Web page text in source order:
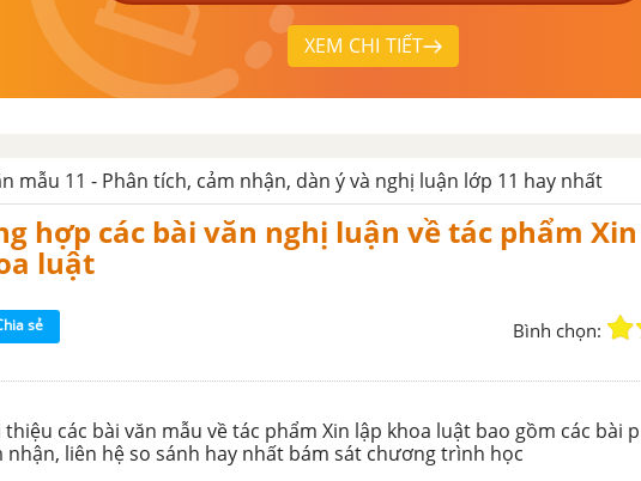
XEM CHI TIẾT
mẫu 11 - Phân tích, cảm nhận, dàn ý và nghị luận lớp 11 hay nhất
hợp các bài văn nghị luận về tác phẩm
luật
sẻ Bình chọn:
thiệu các bài văn mẫu về tác phẩm Xin lập khoa luật bao gồm các bài
nhận, liên hệ so sánh hay nhất bám sát chương trình học